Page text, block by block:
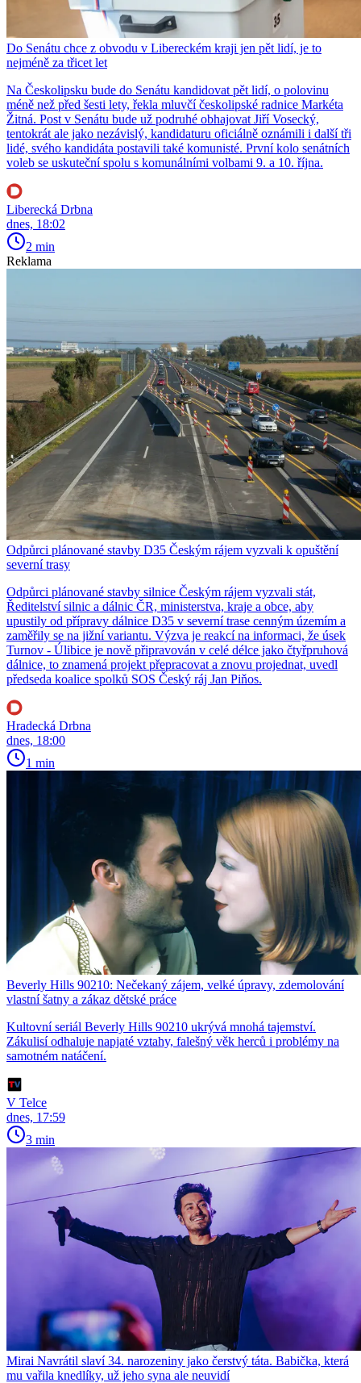
Do Senátu chce z obvodu v Libereckém kraji jen pět lidí, je to
nejméně za třicet let
Na Českolipsku bude do Senátu kandidovat pět lidí, o polovinu
méně než před šesti lety, řekla mluvčí českolipské radnice Markéta
Žitná. Post v Senátu bude už podruhé obhajovat Jiří Vosecký,
tentokrát ale jako nezávislý, kandidaturu oficiálně oznámili i další tři
lidé, svého kandidáta postavili také komunisté. První kolo senátních
voleb se uskuteční spolu s komunálními volbami 9. a 10. října.
Liberecká Drbna
dnes, 18:02
2 min
Reklama
Odpůrci plánované stavby D35 Českým rájem vyzvali k opuštění
severní trasy
Odpůrci plánované stavby silnice Českým rájem vyzvali stát,
Ředitelství silnic a dálnic ČR, ministerstva, kraje a obce, aby
upustily od přípravy dálnice D35 v severní trase cenným územím a
zaměřily se na jižní variantu. Výzva je reakcí na informaci, že úsek
Turnov - Úlibice je nově připravován v celé délce jako čtyřpruhová
dálnice, to znamená projekt přepracovat a znovu projednat, uvedl
předseda koalice spolků SOS Český ráj Jan Piňos.
Hradecká Drbna
dnes, 18:00
1 min
Beverly Hills 90210: Nečekaný zájem, velké úpravy, zdemolování
vlastní šatny a zákaz dětské práce
Kultovní seriál Beverly Hills 90210 ukrývá mnohá tajemství.
Zákulisí odhaluje napjaté vztahy, falešný věk herců i problémy na
samotném natáčení.
V Telce
dnes, 17:59
3 min
Mirai Navrátil slaví 34. narozeniny jako čerstvý táta. Babička, která
mu vařila knedlíky, už jeho syna ale neuvidí